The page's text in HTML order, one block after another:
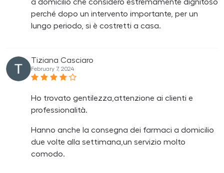
a domicilio che considero estremamente dignitoso
perché dopo un intervento importante, per un
lungo periodo, si è costretti a casa.
Tiziana Casciaro
February 7, 2024
Ho trovato gentilezza,attenzione ai clienti e
professionalità.
Hanno anche la consegna dei farmaci a domicilio
due volte alla settimana,un servizio molto
comodo.